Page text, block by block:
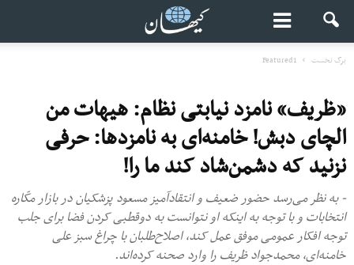
برگ نخست Featured1
«ظریف» نامزد نیابتی نظام: هیهات من
الچای دبش! خامنه‌ای به نامزدها: حرفی
نزنید که دشمن‌شاد کند ما را!
- به نظر می‌رسد حضور ضعیف و انتقادآمیز مسعود پزشکیان در بازار مکّاره
انتخابات و با توجه به اینکه او نتوانست به دوقطبی‌ کردن فضا برای جلب
توجه افکار عمومی موفق عمل کند، اصلاح‌طلبان با چراغ سبز علی
خامنه‌ای، محمدجواد ظریف را وارد صحنه کرده‌اند.